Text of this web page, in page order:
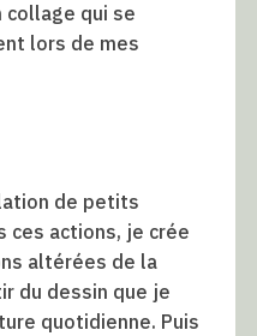
collage qui se
lors de mes
de petits
actions, je crée
altérées de la
du dessin que je
quotidienne. Puis